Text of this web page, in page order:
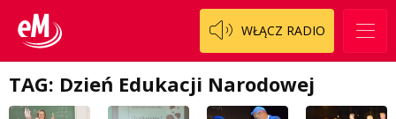
WŁĄCZ RADIO
Włoszczowski
Cały ten sport
Dzieciaki Cudaki
Fascynująca nauka
Koncert życzeń
Kontakt
TAG: Dzień Edukacji Narodowej